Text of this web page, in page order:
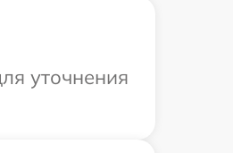
уточнения